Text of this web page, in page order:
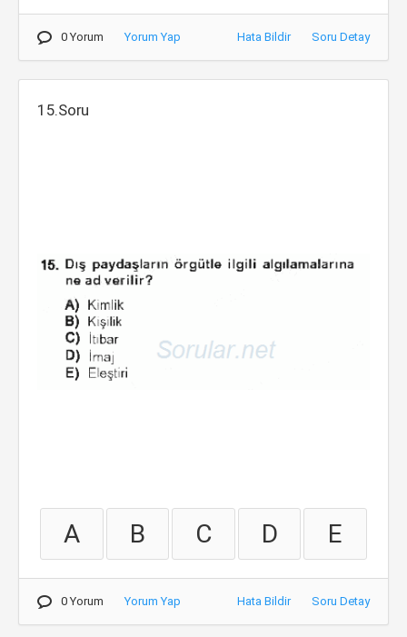
0 Yorum Yorum Yap Hata Bildir Soru Detay
15.Soru
A B C D E
0 Yorum Yorum Yap Hata Bildir Soru Detay